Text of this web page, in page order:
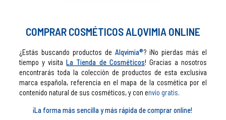
COMPRAR COSMÉTICOS ALQVIMIA ONLINE
¿Estás buscando productos de Alqvimia®? ¡No pierdas más el
tiempo y visitaLa Tienda de Cosméticos! Gracias a nosotros
encontrarás toda la colección de productos de esta exclusiva
marca española, referencia en el mapa de la cosmética por el
contenido natural de sus cosméticos, y con envío gratis
¡La forma más sencilla y más rápida de comprar online!